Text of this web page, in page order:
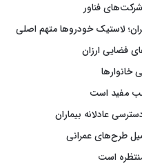
فناور
لاستیک خودروها متهم اصلی
فضایی ارزان
خانوارها
مفید است
عادلانه بیماران
طرح‌های عمرانی
است